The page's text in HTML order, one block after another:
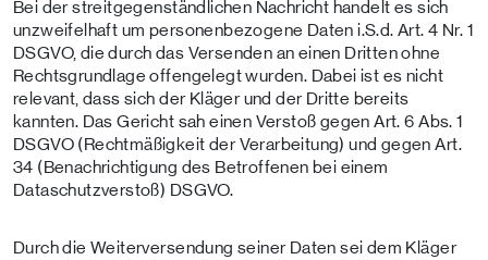
Bei der streitgegenständlichen Nachricht handelt es sich
unzweifelhaft um personenbezogene Daten i.S.d. Art. 4 Nr. 1
DSGVO, die durch das Versenden an einen Dritten ohne
Rechtsgrundlage offengelegt wurden. Dabei ist es nicht
relevant, dass sich der Kläger und der Dritte bereits
kannten. Das Gericht sah einen Verstoß gegen Art. 6 Abs. 1
DSGVO (Rechtmäßigkeit der Verarbeitung) und gegen Art.
34 (Benachrichtigung des Betroffenen bei einem
Dataschutzverstoß) DSGVO.
Durch die Weiterversendung seiner Daten sei dem Kläger